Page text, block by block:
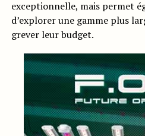
exceptionnelle, mais permet
d’explorer une gamme plus
grever leur budget.